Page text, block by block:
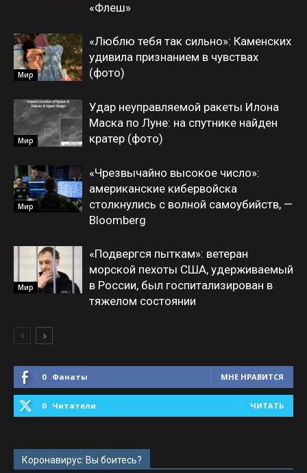
«Флеш»
Мир
«Люблю тебя так сильно»: Каменских
удивила признанием в чувствах
(фото)
Мир
Удар неуправляемой ракеты Илона
Маска по Луне: на спутнике найден
кратер (фото)
Мир
«Чрезвычайно высокое число»:
американские кибервойска
столкнулись с волной самоубийств, —
Bloomberg
Мир
«Подвергся пыткам»: ветеран
морской пехоты США, удерживаемый
в России, был госпитализирован в
тяжелом состоянии
0 Фанаты МНЕ НРАВИТСЯ
0 Читатели ЧИТАТЬ
Коронавирус: Вы боитесь?